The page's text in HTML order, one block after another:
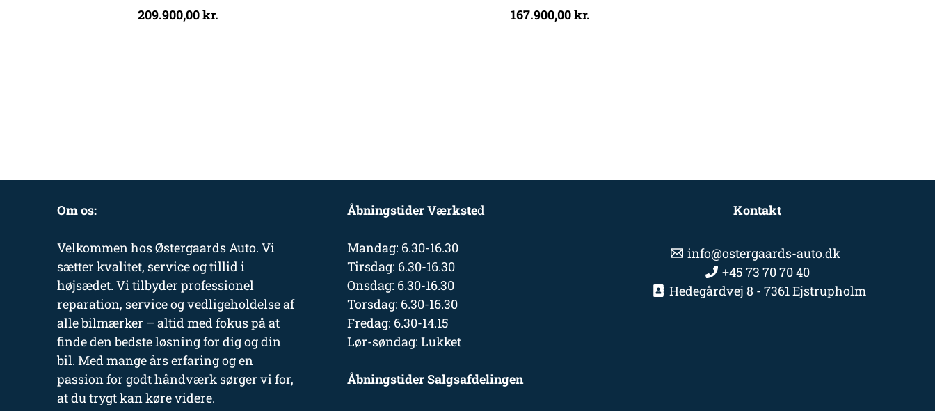
209.900,00kr. 167.900,00kr.
Om os:
Velkommen hos Østergaards Auto. Vi
sætter kvalitet, service og tillid i
højsædet. Vi tilbyder professionel
reparation, service og vedligeholdelse af
alle bilmærker – altid med fokus på at
finde den bedste løsning for dig og din
bil. Med mange års erfaring og en
passion for godt håndværk sørger vi for,
at du trygt kan køre videre.
Åbningstider Værksted
Mandag: 6.30-16.30
Tirsdag: 6.30-16.30
Onsdag: 6.30-16.30
Torsdag: 6.30-16.30
Fredag: 6.30-14.15
Lør-søndag: Lukket
Åbningstider Salgsafdelingen
Kontakt
info@ostergaards-auto.dk
+45 73 70 70 40
Hedegårdvej 8 - 7361 Ejstrupholm